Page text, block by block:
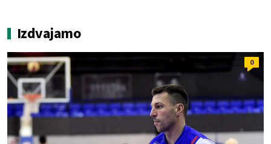
Izdvajamo
0